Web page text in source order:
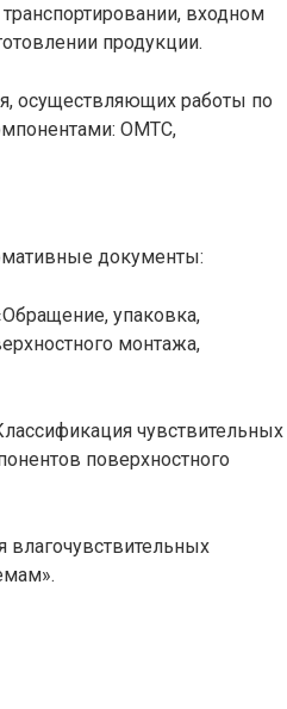
входном
продукции.
осуществляющих работы по
ОМТС,
документы:
упаковка,
монтажа,
чувствительных
поверхностного